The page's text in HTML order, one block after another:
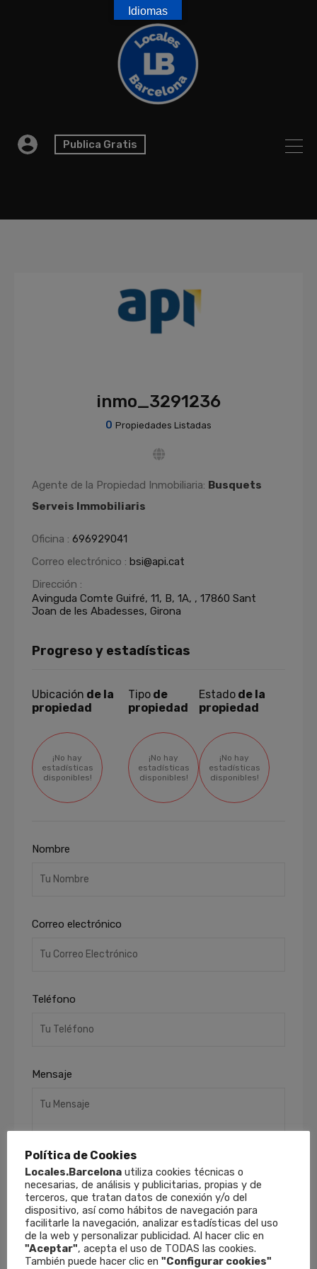
Publica Gratis
inmo_3291236
0 Propiedades Listadas
Agente de la Propiedad Inmobiliaria: Busquets
Serveis Immobiliaris
Oficina : 696929041
Correo electrónico : bsi@api.cat
Dirección :
Avinguda Comte Guifré, 11, B, 1A, , 17860 Sant
Joan de les Abadesses, Girona
Progreso y estadísticas
Ubicación de la
propiedad
¡No hay
estadísticas
disponibles!
Tipo de
propiedad
¡No hay
estadísticas
disponibles!
Estado de la
propiedad
¡No hay
estadísticas
disponibles!
Nombre
Correo electrónico
Teléfono
Mensaje
He leído y acepto laPolítica de Privacidad
Finalidades: Responder a sus solicitudes y
remitirle información comercial de nuestros
productos y servicios, incluso por medios
electrónicos.Derechos
: Puede retirar su
Política de Cookies
Locales.Barcelona utiliza cookies técnicas o
necesarias, de análisis y publicitarias, propias y de
terceros, que tratan datos de conexión y/o del
dispositivo, así como hábitos de navegación para
facilitarle la navegación, analizar estadísticas del uso
de la web y personalizar publicidad. Al hacer clic en
"Aceptar", acepta el uso de TODAS las cookies.
También puede hacer clic en "Configurar cookies"
Idiomas